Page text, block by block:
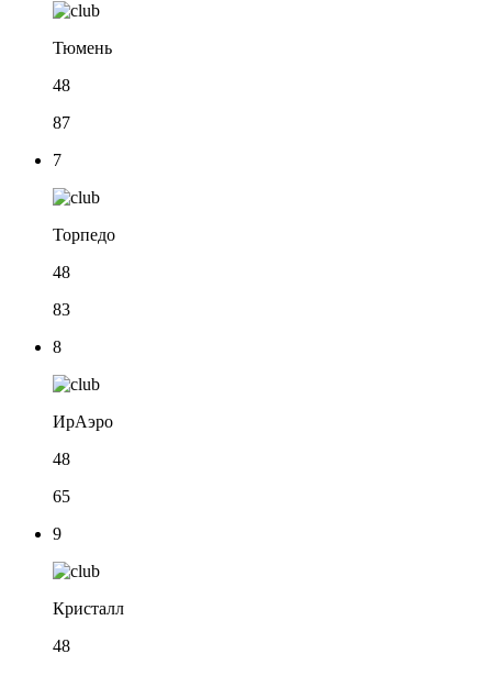
Тюмень
48
87
7
Торпедо
48
83
8
ИрАэро
48
65
9
Кристалл
48